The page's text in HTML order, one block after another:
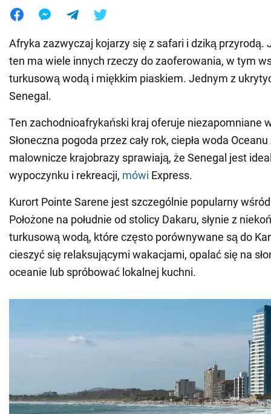
Afryka zazwyczaj kojarzy się z safari i dziką przyrodą.
ten ma wiele innych rzeczy do zaoferowania, w tym
turkusową wodą i miękkim piaskiem. Jednym z
Senegal.
Ten zachodnioafrykański kraj oferuje niezapomniane
Słoneczna pogoda przez cały rok, ciepła woda
malownicze krajobrazy sprawiają, że Senegal jest
wypoczynku i rekreacji, mówi Express.
Kurort Pointe Sarene jest szczególnie popularny
Położone na południe od stolicy Dakaru, słynie z
turkusową wodą, które często porównywane są do
cieszyć się relaksującymi wakacjami, opalać się na
oceanie lub spróbować lokalnej kuchni.